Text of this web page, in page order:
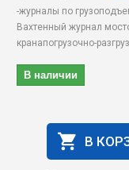
-журналы по
Вахтенный журнал
кранапогрузочно-
В наличии
В